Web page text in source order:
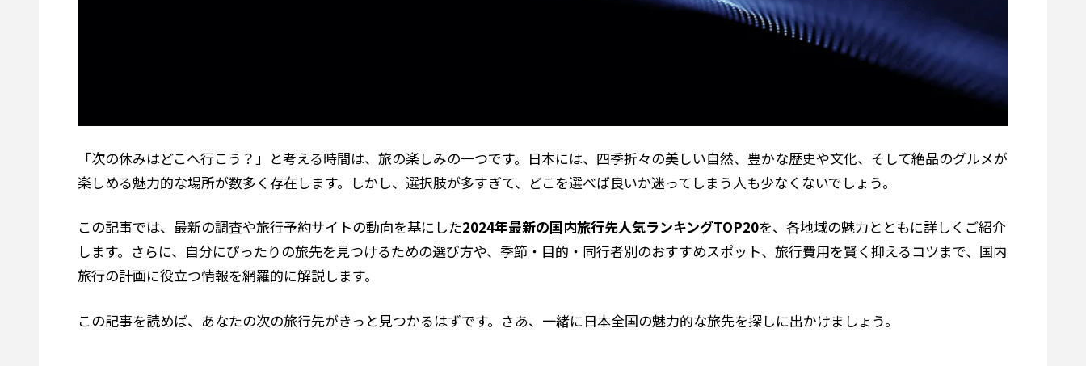
「次の休みはどこへ行こう？」と考える時間は、旅の楽しみの一つです。日本には、四季折々の美しい自然、豊かな歴史や文化、そして絶品のグルメが
楽しめる魅力的な場所が数多く存在します。しかし、選択肢が多すぎて、どこを選べば良いか迷ってしまう人も少なくないでしょう。
この記事では、最新の調査や旅行予約サイトの動向を基にした2024年最新の国内旅行先人気ランキングTOP20を、各地域の魅力とともに詳しくご紹介
します。さらに、自分にぴったりの旅先を見つけるための選び方や、季節・目的・同行者別のおすすめスポット、旅行費用を賢く抑えるコツまで、国内
旅行の計画に役立つ情報を網羅的に解説します。
この記事を読めば、あなたの次の旅行先がきっと見つかるはずです。さあ、一緒に日本全国の魅力的な旅先を探しに出かけましょう。